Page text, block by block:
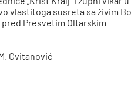
vlastitoga susreta sa živim
Presvetim Oltarskim